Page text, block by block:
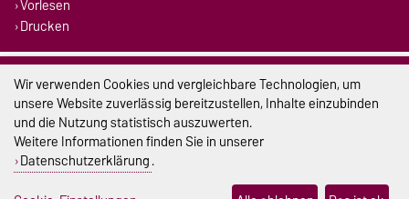
Vorlesen
Drucken
Impressum
Datenschutz
Barrierefreiheit
Cookie-Einstellungen
Wir verwenden Cookies und vergleichbare Technologien, um
unsere Website zuverlässig bereitzustellen, Inhalte einzubinden
und die Nutzung statistisch auszuwerten.
Weitere Informationen finden Sie in unserer
Datenschutzerklärung.